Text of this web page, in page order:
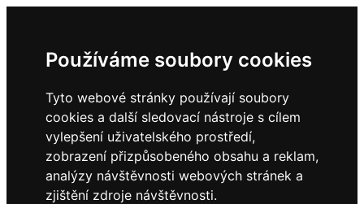
Používáme soubory cookies
Tyto webové stránky používají soubory
cookies a další sledovací nástroje s cílem
vylepšení uživatelského prostředí,
zobrazení přizpůsobeného obsahu a reklam,
analýzy návštěvnosti webových stránek a
zjištění zdroje návštěvnosti.